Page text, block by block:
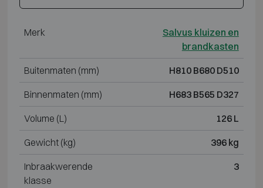
Merk
Salvus kluizen en
brandkasten
Buitenmaten (mm) H810 B680 D510
Binnenmaten (mm) H683 B565 D327
Volume (L) 126 L
Gewicht (kg) 396 kg
Inbraakwerende
klasse
3